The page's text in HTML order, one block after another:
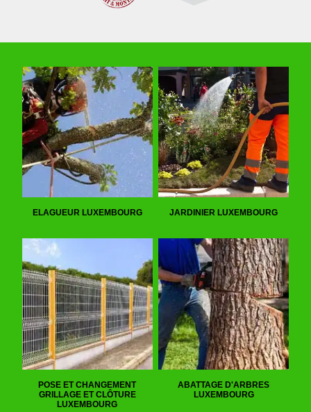
ELAGUEUR LUXEMBOURG JARDINIER LUXEMBOURG
POSE ET CHANGEMENT
GRILLAGE ET CLÔTURE
LUXEMBOURG
ABATTAGE D'ARBRES
LUXEMBOURG